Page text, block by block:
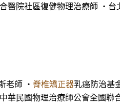
醫院社區復健物理治療師 ・
老師 ・ 脊椎矯正器乳癌防治基
華民國物理治療師公會全國聯